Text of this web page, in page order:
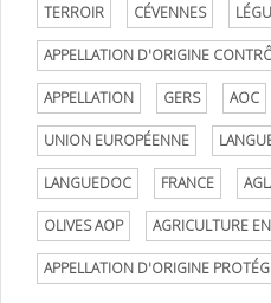
TERROIR CÉVENNES
APPELLATION D'ORIGINE
APPELLATION GERS AOC
UNION EUROPÉENNE
LANGUEDOC FRANCE
OLIVES AOP AGRICULTURE
APPELLATION D'ORIGINE